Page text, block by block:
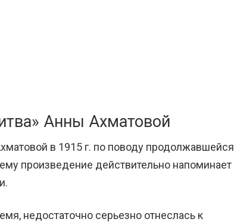
Анны Ахматовой
в 1915 г. по поводу продолжавшейся
произведение действительно напоминает
недостаточно серьезно отнеслась к